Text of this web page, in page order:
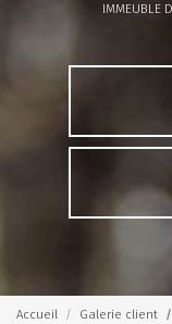
IMMEUBLE
Accueil Galerie client